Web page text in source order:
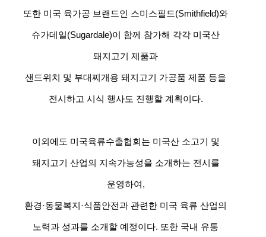
또한 미국 육가공 브랜드인 스미스필드(Smithfield)와
슈가데일(Sugardale)이 함께 참가해 각각 미국산
돼지고기 제품과
샌드위치 및 부대찌개용 돼지고기 가공품 제품 등을
전시하고 시식 행사도 진행할 계획이다.
이외에도 미국육류수출협회는 미국산 소고기 및
돼지고기 산업의 지속가능성을 소개하는 전시를
운영하여,
환경·동물복지·식품안전과 관련한 미국 육류 산업의
노력과 성과를 소개할 예정이다. 또한 국내 유통